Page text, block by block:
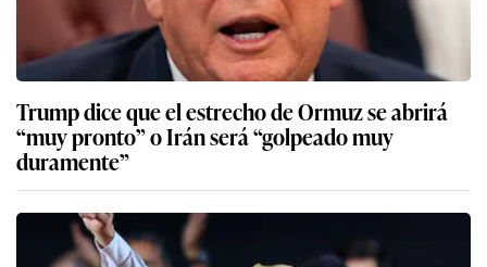
Trump dice que el estrecho de Ormuz se abrirá
“muy pronto” o Irán será “golpeado muy
duramente”